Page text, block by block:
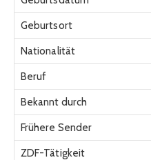
Geburtsort
Nationalität
Beruf
Bekannt durch
Frühere Sender
ZDF-Tätigkeit